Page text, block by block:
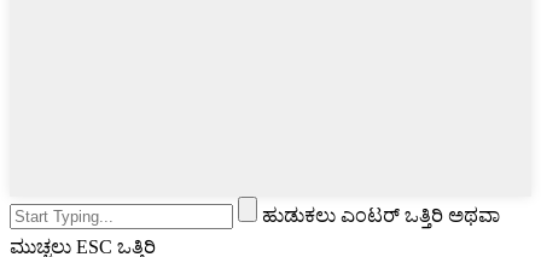
ಹುಡುಕಲು ಎಂಟರ್ ಒತ್ತಿರಿ ಅಥವಾ
ಮುಚ್ಚಲು ESC ಒತ್ತಿರಿ